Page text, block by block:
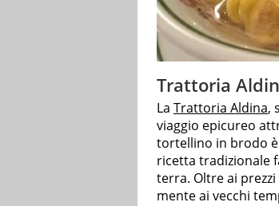
Trattoria
La Trattoria Aldina,
viaggio epicureo
tortellino in brodo è
ricetta tradizionale
terra. Oltre ai prezzi
mente ai vecchi